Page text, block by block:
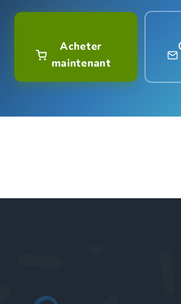
Acheter
maintenant